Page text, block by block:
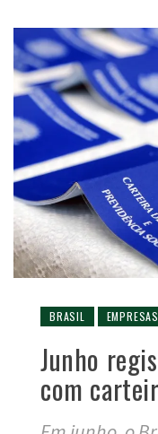
BRASIL EMPRESAS
Junho
com